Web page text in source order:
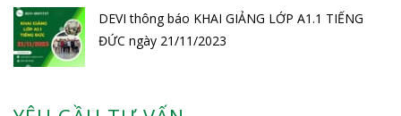
DEVI thông báo KHAI GIẢNG LỚP A1.1 TIẾNG
ĐỨC ngày 21/11/2023